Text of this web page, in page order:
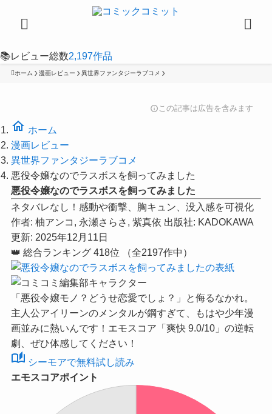
📚レビュー総数2,197作品
ホーム 漫画レビュー 異世界ファンタジーラブコメ
infoこの記事は広告を含みます
home ホーム
漫画レビュー
異世界ファンタジーラブコメ
悪役令嬢なのでラスボスを飼ってみました
悪役令嬢なのでラスボスを飼ってみました
ネタバレなし！感動や衝撃、胸キュン、没入感を可視化
作者: 柚アンコ, 永瀬さらさ, 紫真依 出版社: KADOKAWA
更新: 2025年12月11日
👑 総合ランキング 418位 （全2197作中）
「悪役令嬢モノ？どうせ恋愛でしょ？」と侮るなかれ。
主人公アイリーンのメンタルが鋼すぎて、もはや少年漫
画並みに熱いんです！ エモスコア「爽快 9.0/10」 の逆転
劇、ぜひ体感してください！
auto_stories シーモアで無料試し読み
エモスコアポイント